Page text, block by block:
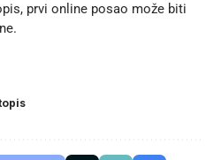
, prvi online posao može biti